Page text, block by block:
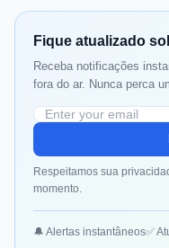
Fique atualizado
Receba notificações
fora do ar. Nunca perca
Respeitamos sua
momento.
🔔 Alertas instantâneos✅